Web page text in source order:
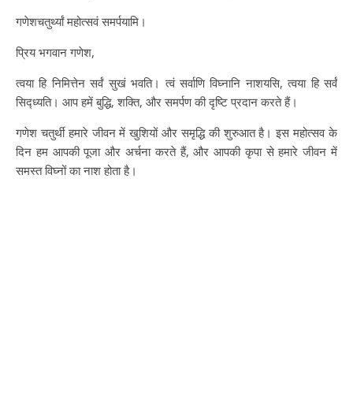
गणेशचतुर्थ्यां महोत्सवं समर्पयामि।
प्रिय भगवान गणेश,
त्वया हि निमित्तेन सर्वं सुखं भवति। त्वं सर्वाणि विघ्नानि नाशयसि, त्वया हि सर्वं
सिद्ध्यति। आप हमें बुद्धि, शक्ति, और समर्पण की दृष्टि प्रदान करते हैं।
गणेश चतुर्थी हमारे जीवन में खुशियों और समृद्धि की शुरुआत है। इस महोत्सव के
दिन हम आपकी पूजा और अर्चना करते हैं, और आपकी कृपा से हमारे जीवन में
समस्त विघ्नों का नाश होता है।